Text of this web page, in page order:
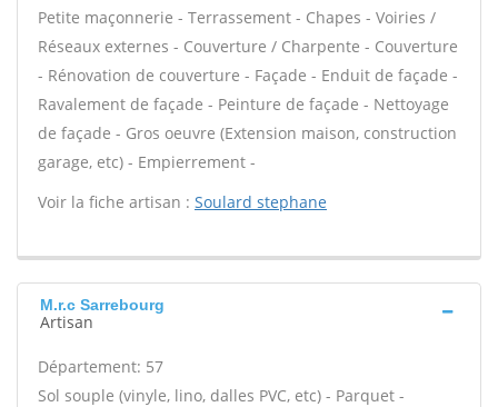
Petite maçonnerie - Terrassement - Chapes - Voiries /
Réseaux externes - Couverture / Charpente - Couverture
- Rénovation de couverture - Façade - Enduit de façade -
Ravalement de façade - Peinture de façade - Nettoyage
de façade - Gros oeuvre (Extension maison, construction
garage, etc) - Empierrement -
Voir la fiche artisan : Soulard stephane
M.r.c Sarrebourg
Artisan
Département: 57
Sol souple (vinyle, lino, dalles PVC, etc) - Parquet -